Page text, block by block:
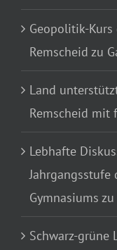
Geopolitik-Kurs
Remscheid zu
Land
Remscheid mit
Lebhafte
Jahrgangsstufe
Gymnasiums
Schwarz-grüne